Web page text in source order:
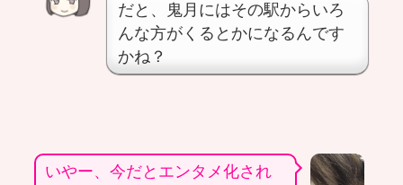
だと、鬼月にはその駅からいろ
んな方がくるとかになるんです
かね？
いやー、今だとエンタメ化され